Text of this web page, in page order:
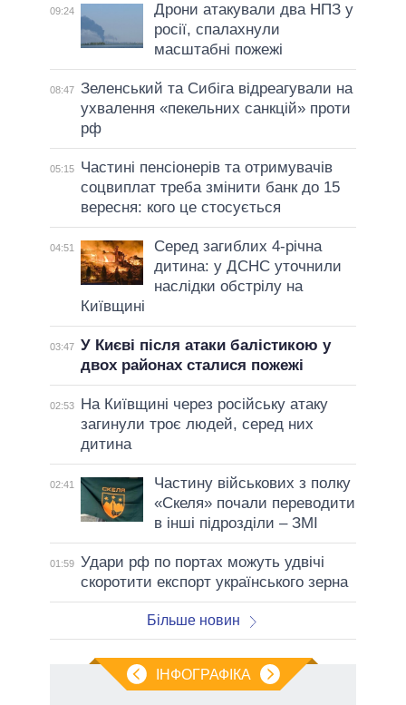
09:24
Дрони атакували два НПЗ у
росії, спалахнули
масштабні пожежі
08:47 Зеленський та Сибіга відреагували на
ухвалення «пекельних санкцій» проти
рф
05:15
Частині пенсіонерів та отримувачів
соцвиплат треба змінити банк до 15
вересня: кого це стосується
04:51
Серед загиблих 4-річна
дитина: у ДСНС уточнили
наслідки обстрілу на
Київщині
03:47 У Києві після атаки балістикою у
двох районах сталися пожежі
02:53
На Київщині через російську атаку
загинули троє людей, серед них
дитина
02:41
Частину військових з полку
«Скеля» почали переводити
в інші підрозділи – ЗМІ
01:59 Удари рф по портах можуть удвічі
скоротити експорт українського зерна
Більше новин
ІНФОГРАФІКА